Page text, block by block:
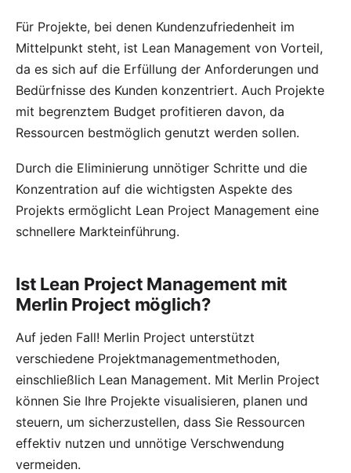
Für Projekte, bei denen Kundenzufriedenheit im
Mittelpunkt steht, ist Lean Management von Vorteil,
da es sich auf die Erfüllung der Anforderungen und
Bedürfnisse des Kunden konzentriert. Auch Projekte
mit begrenztem Budget profitieren davon, da
Ressourcen bestmöglich genutzt werden sollen.
Durch die Eliminierung unnötiger Schritte und die
Konzentration auf die wichtigsten Aspekte des
Projekts ermöglicht Lean Project Management eine
schnellere Markteinführung.
Ist Lean Project Management mit
Merlin Project möglich?
Auf jeden Fall! Merlin Project unterstützt
verschiedene Projektmanagementmethoden,
einschließlich Lean Management. Mit Merlin Project
können Sie Ihre Projekte visualisieren, planen und
steuern, um sicherzustellen, dass Sie Ressourcen
effektiv nutzen und unnötige Verschwendung
vermeiden.